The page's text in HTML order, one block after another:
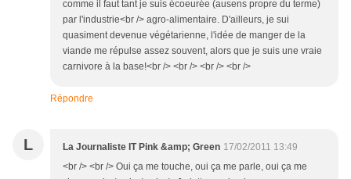
comme il faut tant je suis écoeurée (ausens propre du terme)
par l'industrie<br /> agro-alimentaire. D'ailleurs, je sui
quasiment devenue végétarienne, l'idée de manger de la
viande me répulse assez souvent, alors que je suis une vraie
carnivore à la base!<br /> <br /> <br /> <br />
Répondre
L La Journaliste IT Pink &amp; Green 17/02/2011 13:49
<br /> <br /> Oui ça me touche, oui ça me parle, oui ça me